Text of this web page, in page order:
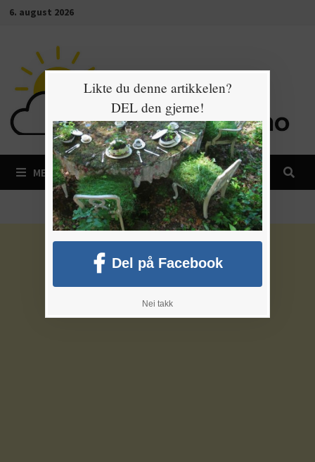
Gå6. august 2026
MENY
Likte du denne artikkelen?
DEL den gjerne!
Del på Facebook
Nei takk